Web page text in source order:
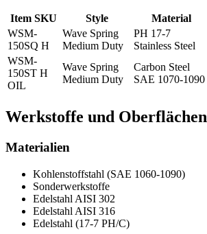
Item SKU Style Material
WSM-
150SQ H
Wave Spring
Medium Duty
PH 17-7
Stainless Steel
WSM-
150ST H
OIL
Wave Spring
Medium Duty
Carbon Steel
SAE 1070-1090
Werkstoffe und Oberflächen
Materialien
Kohlenstoffstahl (SAE 1060-1090)
Sonderwerkstoffe
Edelstahl AISI 302
Edelstahl AISI 316
Edelstahl (17-7 PH/C)